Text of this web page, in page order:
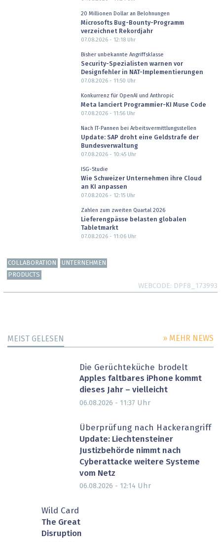
20 Millionen Dollar an Belohnungen
Microsofts Bug-Bounty-Programm
verzeichnet Rekordjahr
07.08.2026 - 12:18Uhr
Bisher unbekannte Angriffsklasse
Security-Spezialisten warnen vor
Designfehler in NAT-Implementierungen
07.08.2026 - 11:50 Uhr
Konkurrenz für OpenAI und Anthropic
Meta lanciert Programmier-KI Muse Code
07.08.2026 - 11:56Uhr
Nach IT-Pannen bei Arbeitsvermittlungsstellen
Update: SAP droht eine Geldstrafe der
Bundesverwaltung
07.08.2026 - 10:45Uhr
ISG-Studie
Wie Schweizer Unternehmen ihre Cloud
an KI anpassen
07.08.2026 - 12:15Uhr
Zahlen zum zweiten Quartal 2026
Lieferengpässe belasten globalen
Tabletmarkt
07.08.2026 - 11:06Uhr
COLLABORATION
UNTERNEHMEN
PRODUCTS
WEBCODE DPF8_173993
MEIST GELESEN » MEHR NEWS
Die Gerüchteküche brodelt
Apples faltbares iPhone kommt
dieses Jahr – vielleicht
06.08.2026 - 11:37 Uhr
Überprüfung nach Hackerangriff
Update: Liechtensteiner
Justizbehörde nimmt nach
Cyberattacke weitere Systeme
vom Netz
06.08.2026 - 12:14 Uhr
Wild Card
The Great
Disruption